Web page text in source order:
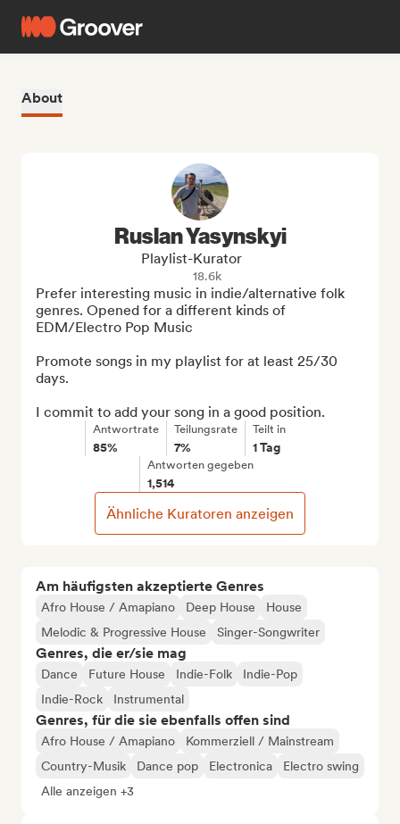
About
Am häufigsten akzeptierte Genres
Afro House / Amapiano Deep House
House
Melodic & Progressive House
Singer-Songwriter
Genres, die er/sie mag
Dance Future House Indie-Folk
Indie-Pop
Indie-Rock
Instrumental
Genres, für die sie ebenfalls offen sind
Afro House / Amapiano
Kommerziell / Mainstream
Country-Musik
Dance pop Electronica
Electro swing
Alle anzeigen +3
Ruslan Yasynskyi
Playlist-Kurator
18.6k
Prefer interesting music in indie/alternative folk
genres. Opened for a different kinds of
EDM/Electro Pop Music
Promote songs in my playlist for at least 25/30
days.
I commit to add your song in a good position.
Antwortrate
85%
Teilungsrate
7%
Teilt in
1 Tag
Antworten gegeben
1,514
Ähnliche Kuratoren anzeigen